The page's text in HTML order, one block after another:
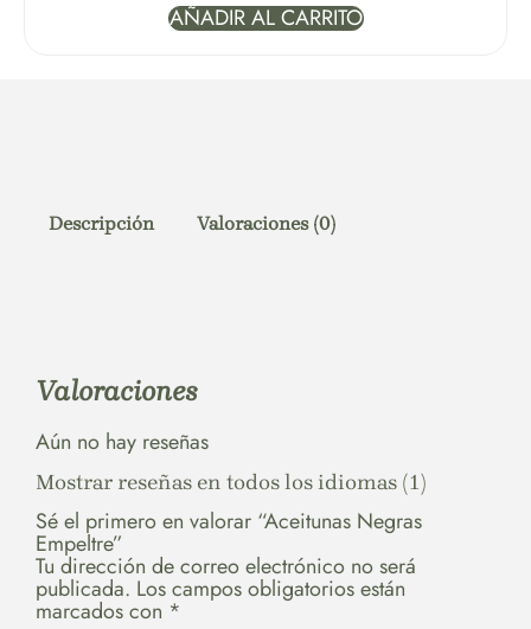
AÑADIR AL CARRITO
Descripción Valoraciones (0)
Valoraciones
Aún no hay reseñas
Mostrar reseñas en todos los idiomas (1)
Sé el primero en valorar “Aceitunas Negras
Empeltre”
Tu dirección de correo electrónico no será
publicada. Los campos obligatorios están
marcados con *